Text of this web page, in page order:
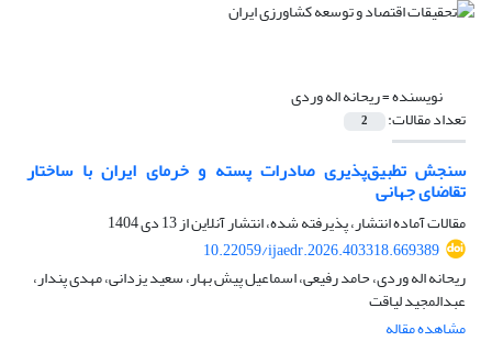
نویسنده =ریحانه اله وردی
تعداد مقالات: 2
سنجش تطبیق‌پذیری صادرات پسته و خرمای ایران با ساختار
تقاضای جهانی
مقالات آماده انتشار، پذیرفته شده، انتشار آنلاین از13 دی 1404
10.22059/ijaedr.2026.403318.669389
ریحانه اله وردی، حامد رفیعی، اسماعیل پیش بهار، سعید یزدانی، مهدی پندار،
عبدالمجید لیاقت
مشاهده مقاله